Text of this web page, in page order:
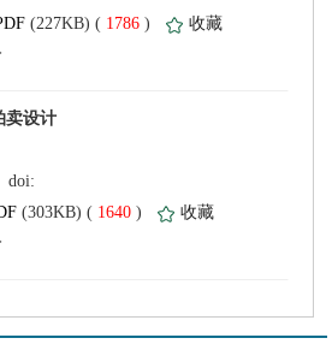
1786 )
1640 )